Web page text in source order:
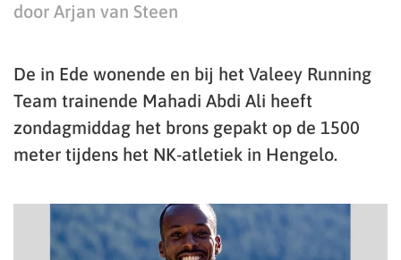
door Arjan van Steen
De in Ede wonende en bij het Valeey Running
Team trainende Mahadi Abdi Ali heeft
zondagmiddag het brons gepakt op de 1500
meter tijdens het NK-atletiek in Hengelo.